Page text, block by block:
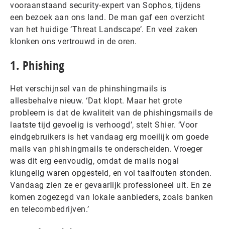
vooraanstaand security-expert van Sophos, tijdens
een bezoek aan ons land. De man gaf een overzicht
van het huidige ‘Threat Landscape’. En veel zaken
klonken ons vertrouwd in de oren.
1. Phishing
Het verschijnsel van de phinshingmails is
allesbehalve nieuw. ‘Dat klopt. Maar het grote
probleem is dat de kwaliteit van de phishingsmails de
laatste tijd gevoelig is verhoogd’, stelt Shier. ‘Voor
eindgebruikers is het vandaag erg moeilijk om goede
mails van phishingmails te onderscheiden. Vroeger
was dit erg eenvoudig, omdat de mails nogal
klungelig waren opgesteld, en vol taalfouten stonden.
Vandaag zien ze er gevaarlijk professioneel uit. En ze
komen zogezegd van lokale aanbieders, zoals banken
en telecombedrijven.’